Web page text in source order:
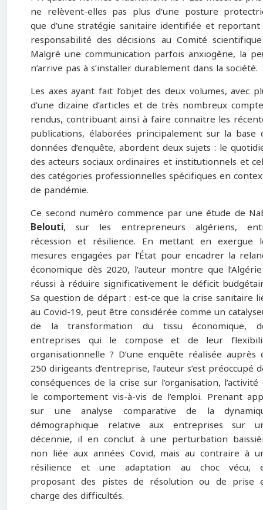
ne relèvent-elles pas plus d’une posture
que d’une stratégie sanitaire identifiée et
responsabilité des décisions au Comité
Malgré une communication parfois anxiogène, la
n’arrive pas à s’installer durablement dans la société.
Les axes ayant fait l’objet des deux volumes, avec
d’une dizaine d’articles et de très nombreux
rendus, contribuant ainsi à faire connaitre les
publications, élaborées principalement sur la base
données d’enquête, abordent deux sujets : le
des acteurs sociaux ordinaires et institutionnels et
des catégories professionnelles spécifiques en
de pandémie.
Ce second numéro commence par une étude de
Belouti, sur les entrepreneurs algériens,
récession et résilience. En mettant en exergue
mesures engagées par l’État pour encadrer la
économique dès 2020, l’auteur montre que
réussi à réduire significativement le déficit
Sa question de départ : est-ce que la crise sanitaire
au Covid-19, peut être considérée comme un
de la transformation du tissu économique,
entreprises qui le compose et de leur
organisationnelle ? D’une enquête réalisée auprès
250 dirigeants d’entreprise, l’auteur s’est préoccupé
conséquences de la crise sur l’organisation,
le comportement vis-à-vis de l’emploi. Prenant
sur une analyse comparative de la
démographique relative aux entreprises sur
décennie, il en conclut à une perturbation
non liée aux années Covid, mais au contraire à
résilience et une adaptation au choc vécu,
proposant des pistes de résolution ou de prise
charge des difficultés.